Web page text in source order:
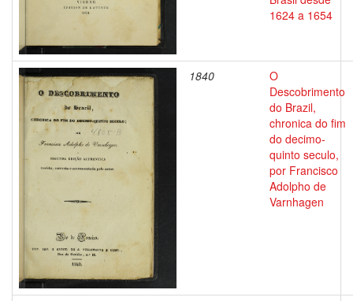
1624 a 1654
1840
O
Descobrimento
do Brazil,
chronica do fim
do decimo-
quinto seculo,
por Francisco
Adolpho de
Varnhagen